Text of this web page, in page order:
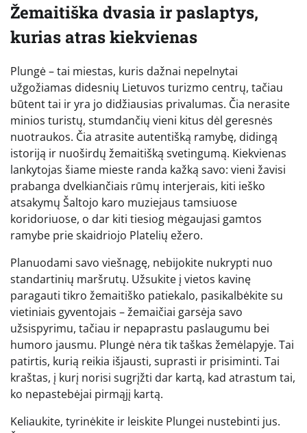
Žemaitiška dvasia ir paslaptys,
kurias atras kiekvienas
Plungė – tai miestas, kuris dažnai nepelnytai
užgožiamas didesnių Lietuvos turizmo centrų, tačiau
būtent tai ir yra jo didžiausias privalumas. Čia nerasite
minios turistų, stumdančių vieni kitus dėl geresnės
nuotraukos. Čia atrasite autentišką ramybę, didingą
istoriją ir nuoširdų žemaitišką svetingumą. Kiekvienas
lankytojas šiame mieste randa kažką savo: vieni žavisi
prabanga dvelkiančiais rūmų interjerais, kiti ieško
atsakymų Šaltojo karo muziejaus tamsiuose
koridoriuose, o dar kiti tiesiog mėgaujasi gamtos
ramybe prie skaidriojo Platelių ežero.
Planuodami savo viešnagę, nebijokite nukrypti nuo
standartinių maršrutų. Užsukite į vietos kavinę
paragauti tikro žemaitiško patiekalo, pasikalbėkite su
vietiniais gyventojais – žemaičiai garsėja savo
užsispyrimu, tačiau ir nepaprastu paslaugumu bei
humoro jausmu. Plungė nėra tik taškas žemėlapyje. Tai
patirtis, kurią reikia išjausti, suprasti ir prisiminti. Tai
kraštas, į kurį norisi sugrįžti dar kartą, kad atrastum tai,
ko nepastebėjai pirmąjį kartą.
Keliaukite, tyrinėkite ir leiskite Plungei nustebinti jus.